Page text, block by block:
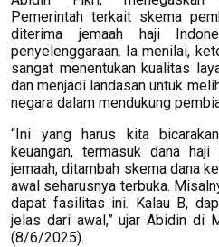
Pemerintah terkait skema
diterima jemaah haji
penyelenggaraan. Ia menilai,
sangat menentukan kualitas
dan menjadi landasan untuk
negara dalam mendukung
“Ini yang harus kita
keuangan, termasuk dana
jemaah, ditambah skema dana
awal seharusnya terbuka.
dapat fasilitas ini. Kalau B,
jelas dari awal,” ujar Abidin di
(8/6/2025).